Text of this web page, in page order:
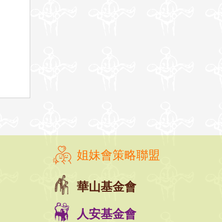
姐妹會策略聯盟
華山基金會
人安基金會